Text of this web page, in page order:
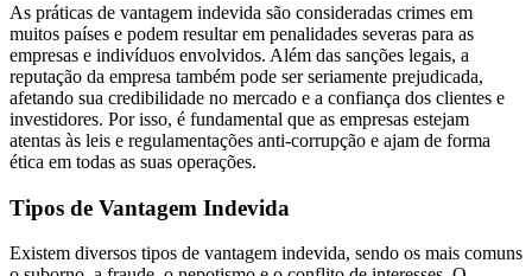
As práticas de vantagem indevida são consideradas crimes em
muitos países e podem resultar em penalidades severas para as
empresas e indivíduos envolvidos. Além das sanções legais, a
reputação da empresa também pode ser seriamente prejudicada,
afetando sua credibilidade no mercado e a confiança dos clientes e
investidores. Por isso, é fundamental que as empresas estejam
atentas às leis e regulamentações anti-corrupção e ajam de forma
ética em todas as suas operações.
Tipos de Vantagem Indevida
Existem diversos tipos de vantagem indevida, sendo os mais comuns